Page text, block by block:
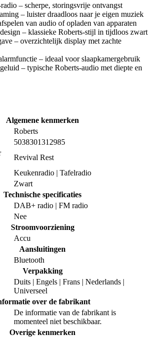
– scherpe, storingsvrije ontvangst
– luister draadloos naar je eigen muziek
van audio of opladen van apparaten
– klassieke Roberts-stijl in tijdloos zwart
– overzichtelijk display met zachte
– ideaal voor slaapkamergebruik
– typische Roberts-audio met diepte en
Algemene kenmerken
Roberts
5038301312985
Revival Rest
Keukenradio | Tafelradio
Zwart
Technische specificaties
DAB+ radio | FM radio
Nee
Stroomvoorziening
Accu
Aansluitingen
Bluetooth
Verpakking
Duits | Engels | Frans | Nederlands |
Universeel
over de fabrikant
De informatie van de fabrikant is
momenteel niet beschikbaar.
Overige kenmerken